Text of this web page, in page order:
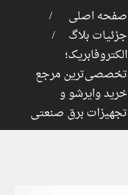
ورود
صفحه اصلی
جزئیات بلاگ
الکتروفابریک؛
تخصصی‌ترین مرجع
خرید وایرشو و
تجهیزات برق صنعتی